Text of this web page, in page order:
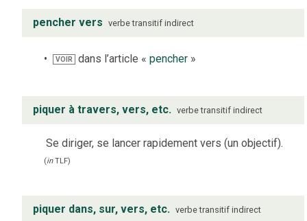
pencher vers verbe transitif indirect
VOIR dans l’article «pencher »
piquer à travers, vers, etc. verbe transitif indirect
Se diriger, se lancer rapidement vers (un objectif).
(inTLF)
piquer dans, sur, vers, etc. verbe transitif indirect